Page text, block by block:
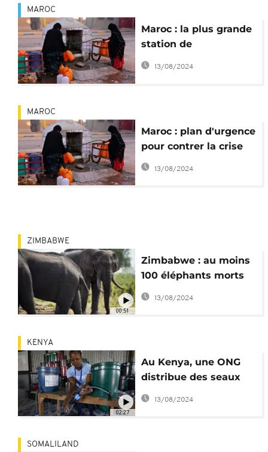
MAROC
Maroc : la plus grande
station de
dessalement d'Afrique
13/08/2024
MAROC
Maroc : plan d'urgence
pour contrer la crise
de l'eau
13/08/2024
00:51
ZIMBABWE
Zimbabwe : au moins
100 éléphants morts
par manque d'eau
13/08/2024
02:27
KENYA
Au Kenya, une ONG
distribue des seaux
filtrants pour de l'eau
potable
13/08/2024
SOMALILAND